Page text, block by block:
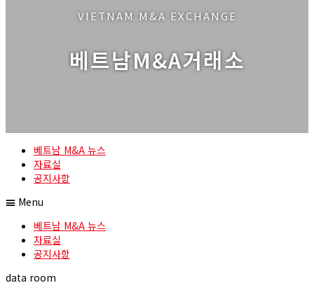
VIETNAM M&A EXCHANGE
베트남M&A거래소
베트남 M&A 뉴스
자료실
공지사항
Menu
베트남 M&A 뉴스
자료실
공지사항
data room